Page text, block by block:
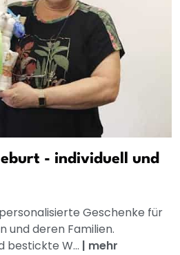
- individuell und
Geschenke für
und deren Familien.
bestickte W... | mehr